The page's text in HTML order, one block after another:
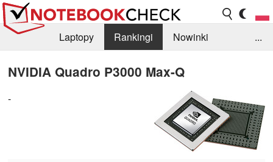
Laptopy Rankingi
Nowinki
...
NVIDIA Quadro P3000 Max-Q
-